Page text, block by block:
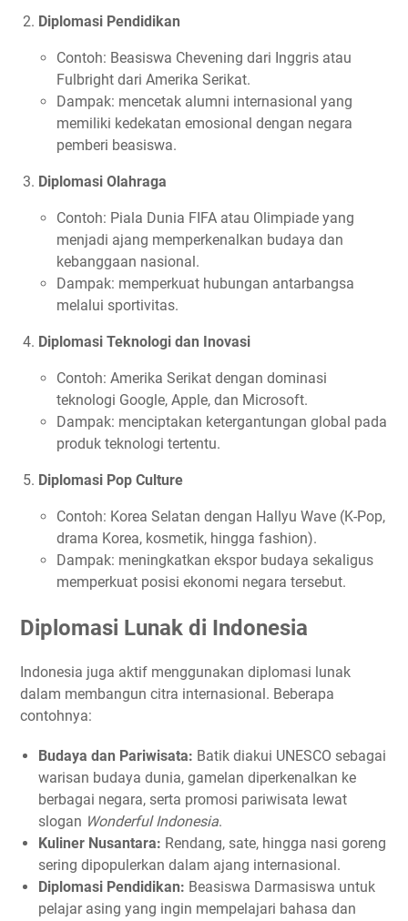
Diplomasi Pendidikan
Contoh: Beasiswa Chevening dari Inggris atau
Fulbright dari Amerika Serikat.
Dampak: mencetak alumni internasional yang
memiliki kedekatan emosional dengan negara
pemberi beasiswa.
Diplomasi Olahraga
Contoh: Piala Dunia FIFA atau Olimpiade yang
menjadi ajang memperkenalkan budaya dan
kebanggaan nasional.
Dampak: memperkuat hubungan antarbangsa
melalui sportivitas.
Diplomasi Teknologi dan Inovasi
Contoh: Amerika Serikat dengan dominasi
teknologi Google, Apple, dan Microsoft.
Dampak: menciptakan ketergantungan global pada
produk teknologi tertentu.
Diplomasi Pop Culture
Contoh: Korea Selatan dengan Hallyu Wave (K-Pop,
drama Korea, kosmetik, hingga fashion).
Dampak: meningkatkan ekspor budaya sekaligus
memperkuat posisi ekonomi negara tersebut.
Diplomasi Lunak di Indonesia
Indonesia juga aktif menggunakan diplomasi lunak
dalam membangun citra internasional. Beberapa
contohnya:
Budaya dan Pariwisata: Batik diakui UNESCO sebagai
warisan budaya dunia, gamelan diperkenalkan ke
berbagai negara, serta promosi pariwisata lewat
slogan Wonderful Indonesia.
Kuliner Nusantara: Rendang, sate, hingga nasi goreng
sering dipopulerkan dalam ajang internasional.
Diplomasi Pendidikan: Beasiswa Darmasiswa untuk
pelajar asing yang ingin mempelajari bahasa dan